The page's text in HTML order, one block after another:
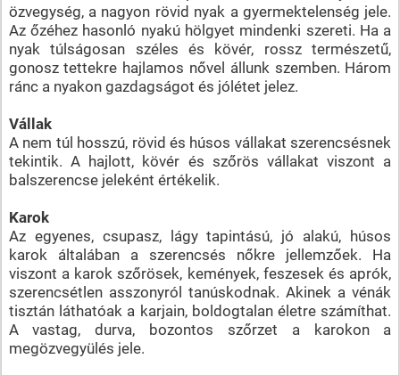
özvegység, a nagyon rövid nyak a gyermektelenség jele.
Az őzéhez hasonló nyakú hölgyet mindenki szereti. Ha a
nyak túlságosan széles és kövér, rossz természetű,
gonosz tettekre hajlamos nővel állunk szemben. Három
ránc a nyakon gazdagságot és jólétet jelez.
Vállak
A nem túl hosszú, rövid és húsos vállakat szerencsésnek
tekintik. A hajlott, kövér és szőrös vállakat viszont a
balszerencse jeleként értékelik.
Karok
Az egyenes, csupasz, lágy tapintású, jó alakú, húsos
karok általában a szerencsés nőkre jellemzőek. Ha
viszont a karok szőrösek, kemények, feszesek és aprók,
szerencsétlen asszonyról tanúskodnak. Akinek a vénák
tisztán láthatóak a karjain, boldogtalan életre számíthat.
A vastag, durva, bozontos szőrzet a karokon a
megözvegyülés jele.